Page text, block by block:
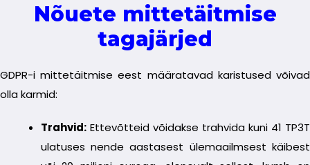
Nõuete mittetäitmise
tagajärjed
GDPR-i mittetäitmise eest määratavad karistused võivad
olla karmid:
Trahvid:Ettevõtteid võidakse trahvida kuni 41 TP3T
ulatuses nende aastasest ülemaailmsest käibest